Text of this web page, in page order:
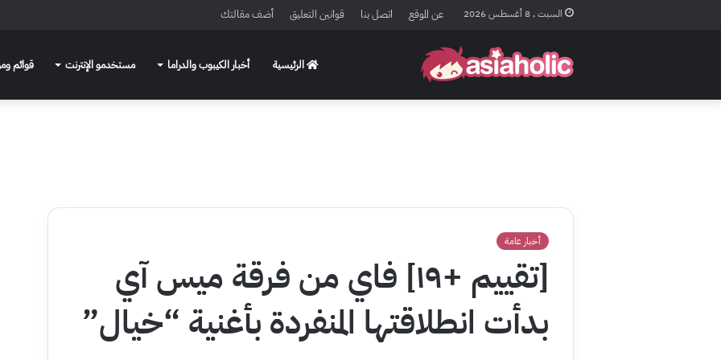
السبت , 8 أغسطس 2026 عن الموقع اتصل بنا قوانين التعليق أضف مقالتك
الرئيسية أخبار الكيبوب والدراما مستخدمو الإنترنت قوائم
أخبار عامة
[تقييم +١٩] فاي من فرقة ميس آي
بدأت انطلاقتها المنفردة بأغنية “خيال”